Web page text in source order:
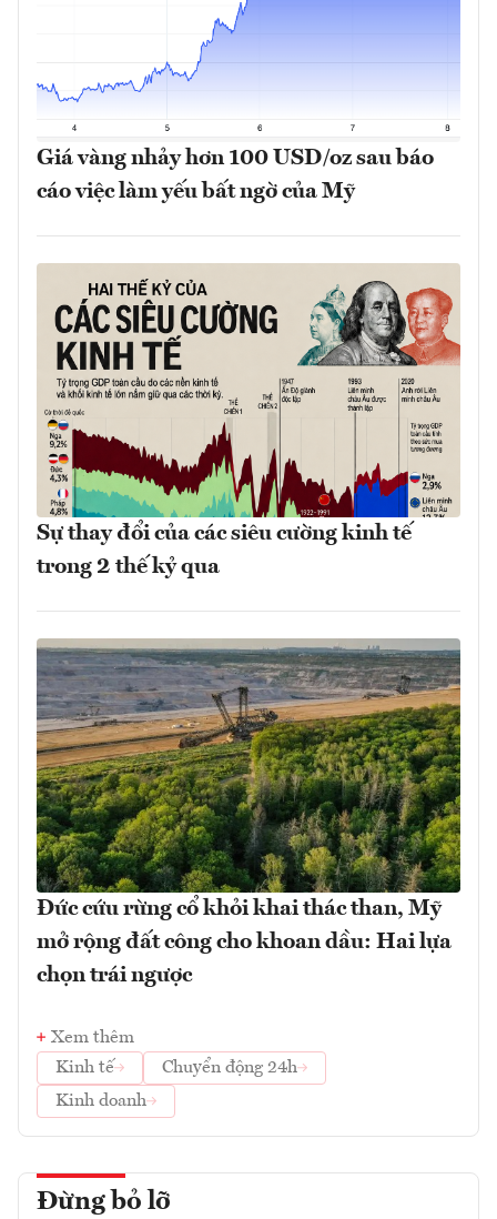
Giá vàng nhảy hơn 100 USD/oz sau báo
cáo việc làm yếu bất ngờ của Mỹ
Sự thay đổi của các siêu cường kinh tế
trong 2 thế kỷ qua
Đức cứu rừng cổ khỏi khai thác than, Mỹ
mở rộng đất công cho khoan dầu: Hai lựa
chọn trái ngược
Xem thêm
Kinh tế
Chuyển động 24h
Kinh doanh
Đừng bỏ lỡ